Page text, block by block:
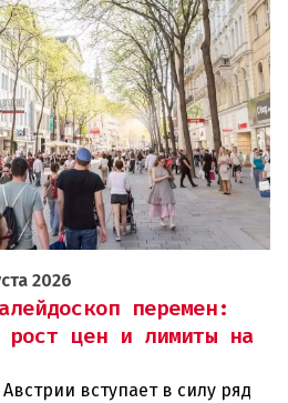
2026
перемен:
рост цен и лимиты на
вступает в силу ряд